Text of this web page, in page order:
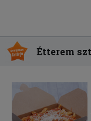
Étterem